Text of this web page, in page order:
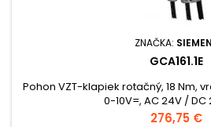
ZNAČKA:
GCA161.1E
Pohon VZT-klapiek rotačný, 18 Nm,
0-10V=, AC 24V / DC
Cena
276,75 €